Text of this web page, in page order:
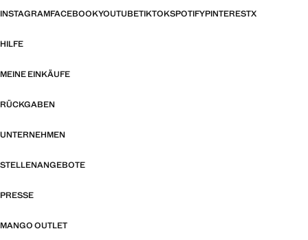
INSTAGRAMFACEBOOKYOUTUBETIKTOKSPOTIFYPINTERESTX
HILFE
MEINE EINKÄUFE
RÜCKGABEN
UNTERNEHMEN
STELLENANGEBOTE
PRESSE
MANGO OUTLET